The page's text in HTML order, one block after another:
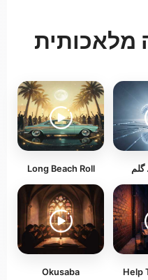
מלאכותית
Long Beach Roll گلم
Okusaba
Help